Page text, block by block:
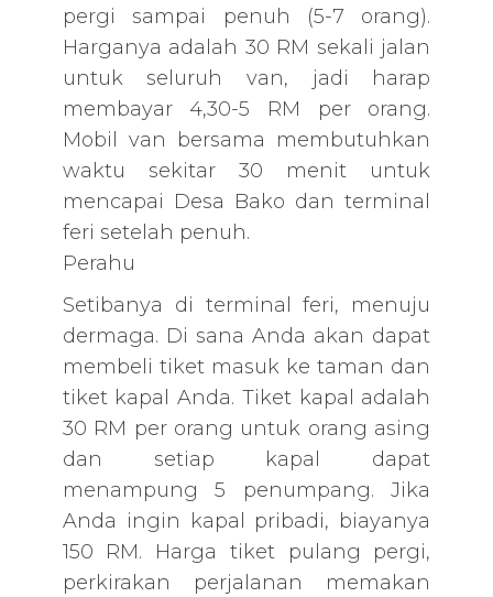
pergi sampai penuh (5-7 orang).
Harganya adalah 30 RM sekali jalan
untuk seluruh van, jadi harap
membayar 4,30-5 RM per orang.
Mobil van bersama membutuhkan
waktu sekitar 30 menit untuk
mencapai Desa Bako dan terminal
feri setelah penuh.
Perahu
Setibanya di terminal feri, menuju
dermaga. Di sana Anda akan dapat
membeli tiket masuk ke taman dan
tiket kapal Anda. Tiket kapal adalah
30 RM per orang untuk orang asing
dan setiap kapal dapat
menampung 5 penumpang. Jika
Anda ingin kapal pribadi, biayanya
150 RM. Harga tiket pulang pergi,
perkirakan perjalanan memakan